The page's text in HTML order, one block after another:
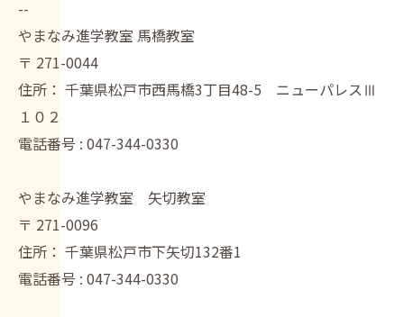
--
やまなみ進学教室 馬橋教室
〒 271-0044
住所： 千葉県松戸市西馬橋3丁目48-5 ニューパレスⅢ
１０２
電話番号 : 047-344-0330
やまなみ進学教室 矢切教室
〒 271-0096
住所： 千葉県松戸市下矢切132番1
電話番号 : 047-344-0330